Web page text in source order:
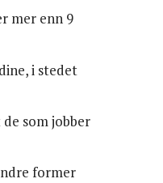
mer enn 9
i stedet
som jobber
former